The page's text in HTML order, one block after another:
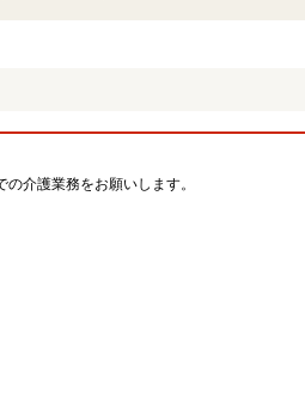
介護業務をお願いします。